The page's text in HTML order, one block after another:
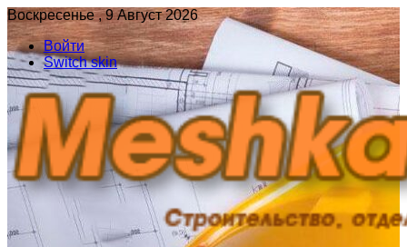
Воскресенье , 9 Август 2026
Войти
Switch skin